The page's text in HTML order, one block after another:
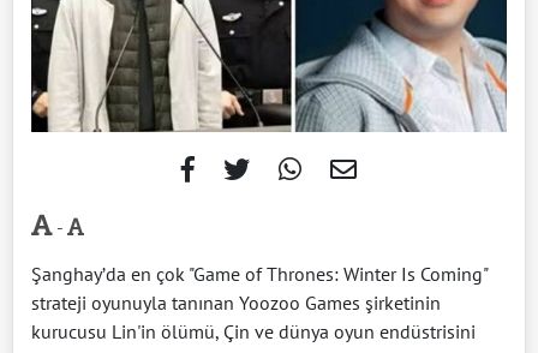
-
Şanghay’da en çok "Game of Thrones: Winter Is Coming"
strateji oyunuyla tanınan Yoozoo Games şirketinin
kurucusu Lin'in ölümü, Çin ve dünya oyun endüstrisini